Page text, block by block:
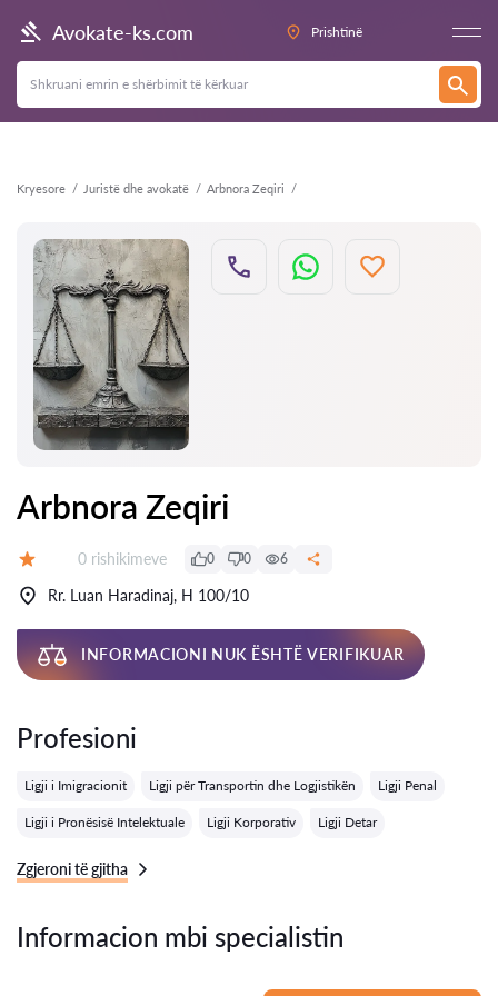
Avokate-ks.com Prishtinë
Kryesore Juristë dhe avokatë Arbnora Zeqiri
Kthehu
Arbnora Zeqiri
Rishikime:
0 rishikimeve 0 0 6
Rr. Luan Haradinaj, H 100/10
INFORMACIONI NUK ËSHTË VERIFIKUAR
Profesioni
Ligji i Imigracionit Ligji për Transportin dhe Logjistikën Ligji Penal
Ligji i Pronësisë Intelektuale Ligji Korporativ Ligji Detar
Zgjeroni të gjitha
Informacion mbi specialistin